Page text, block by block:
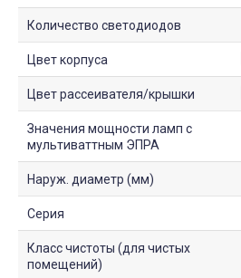
Количество светодиодов
Цвет корпуса
Цвет рассеивателя/крышки
Значения мощности ламп с
мультиваттным ЭПРА
Наруж. диаметр (мм)
Серия
Класс чистоты (для чистых
помещений)